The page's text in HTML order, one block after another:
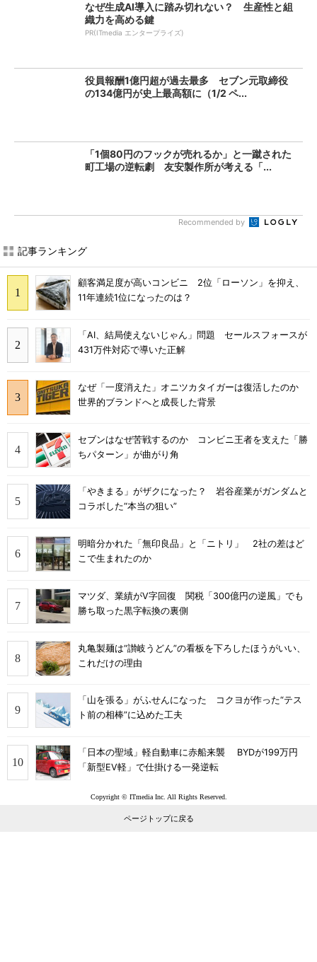
なぜ生成AI導入に踏み切れない？ 生産性と組
織力を高める鍵
PR(ITmedia エンタープライズ)
役員報酬1億円超が過去最多 セブン元取締役
の134億円が史上最高額に（1/2 ペ...
「1個80円のフックが売れるか」と一蹴された
町工場の逆転劇 友安製作所が考える「...
Recommended by
記事ランキング
顧客満足度が高いコンビニ 2位「ローソン」を抑え、
11年連続1位になったのは？
「AI、結局使えないじゃん」問題 セールスフォースが
431万件対応で導いた正解
なぜ「一度消えた」オニツカタイガーは復活したのか
世界的ブランドへと成長した背景
セブンはなぜ苦戦するのか コンビニ王者を支えた「勝
ちパターン」が曲がり角
「やきまる」がザクになった？ 岩谷産業がガンダムと
コラボした“本当の狙い”
明暗分かれた「無印良品」と「ニトリ」 2社の差はど
こで生まれたのか
マツダ、業績がV字回復 関税「300億円の逆風」でも
勝ち取った黒字転換の裏側
丸亀製麺は“讃岐うどん”の看板を下ろしたほうがいい、
これだけの理由
「山を張る」がふせんになった コクヨが作った“テス
ト前の相棒”に込めた工夫
「日本の聖域」軽自動車に赤船来襲 BYDが199万円
「新型EV軽」で仕掛ける一発逆転
Copyright © ITmedia Inc. All Rights Reserved.
ページトップに戻る